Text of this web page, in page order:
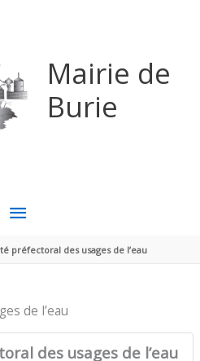
Mairie de
Burie
MENU
PRINCIPAL
préfectoral des usages de l’eau
de l’eau
des usages de l’eau